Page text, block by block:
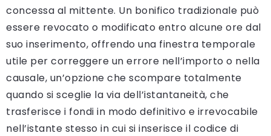
concessa al mittente. Un bonifico tradizionale può
essere revocato o modificato entro alcune ore dal
suo inserimento, offrendo una finestra temporale
utile per correggere un errore nell’importo o nella
causale, un’opzione che scompare totalmente
quando si sceglie la via dell’istantaneità, che
trasferisce i fondi in modo definitivo e irrevocabile
nell’istante stesso in cui si inserisce il codice di